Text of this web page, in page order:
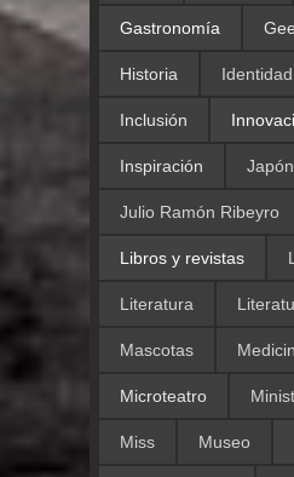
Gastronomía
Historia Identidad
Inclusión
Inspiración Japón
Julio Ramón Ribeyro
Libros y revistas
Literatura
Mascotas
Microteatro
Miss Museo